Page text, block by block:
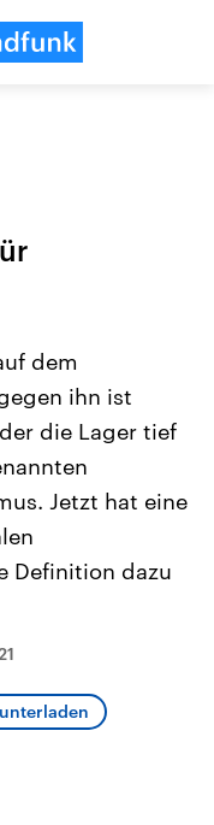
Nahostkonflikt
Aktuelle Lage und
Der Überfall der
Hamas
2023 auf Israel
Region wieder die Gewalt
möchte die Hamas
vom Iran
dem
ihn ist
die Lager tief
Jetzt hat eine
Definition dazu